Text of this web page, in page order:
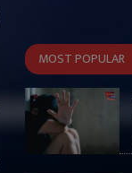
MOST POPULAR